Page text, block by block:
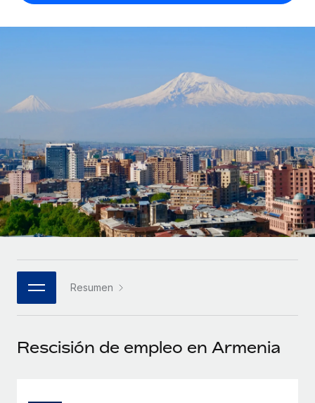
Externaliza tareas laborales complejas.
Conexión Remote
Integra los RR. HH. en tus flujos de trabajo sin
complicaciones.
Plataforma
Funciones esenciales de RR. HH. integradas para tu
Conectar
Conecta cualquier herramienta de IA con Remote
Optimiza los procesos con herramientas empresariales
Compáranos con otras empresas.
Soluciones ágiles de RR. HH. globales y nóminas para
empresas en crecimiento.
Amplía tu equipo con soluciones de RR. HH.
personalizadas.
Empresa
RR. HH. globales para grandes empresas.
ASOCIARSE
Socios tecnológicos estratégicos
Integra la gestión de los RR. HH. globales en tu
Asociarse
APRENDIZAJE CON REMOTE
Casos prácticos
Glosario de RR. HH.
Listas de verificación y plantillas
Biblioteca de descripciones de puestos
Webinarios
Información sobre salarios y talento
Nederlands
Italiano
Português (Portugal)
日本語
한국어
中文（简体）Resumen
Rescisión de empleo en Armenia